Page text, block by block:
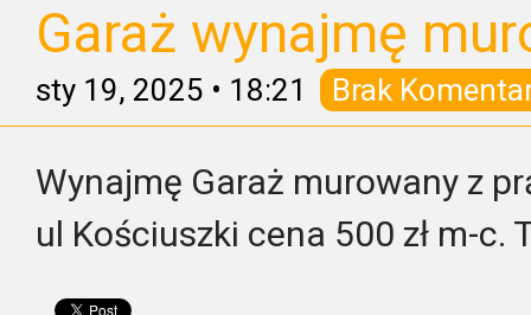
Garaż wynajmę
sty 19, 2025 • 18:21 Brak
Wynajmę Garaż murowany z
ul Kościuszki cena 500 zł m-c.